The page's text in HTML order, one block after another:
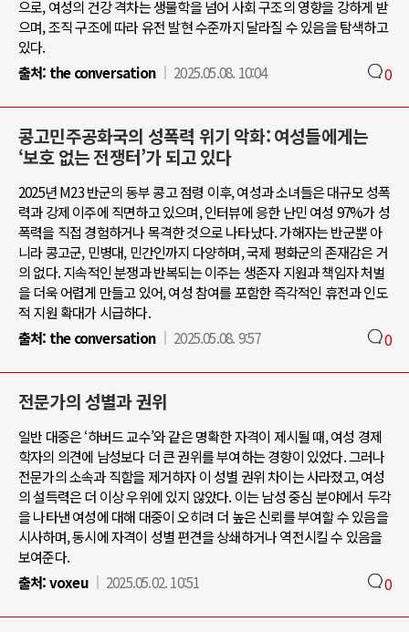
으로, 여성의 건강 격차는 생물학을 넘어 사회 구조의 영향을 강하게 받
으며, 조직 구조에 따라 유전 발현 수준까지 달라질 수 있음을 탐색하고
있다.
출처: the conversation 2025.05.08. 10:04 0
콩고민주공화국의 성폭력 위기 악화: 여성들에게는
‘보호 없는 전쟁터’가 되고 있다
2025년 M23 반군의 동부 콩고 점령 이후, 여성과 소녀들은 대규모 성폭
력과 강제 이주에 직면하고 있으며, 인터뷰에 응한 난민 여성 97%가 성
폭력을 직접 경험하거나 목격한 것으로 나타났다. 가해자는 반군뿐 아
니라 콩고군, 민병대, 민간인까지 다양하며, 국제 평화군의 존재감은 거
의 없다. 지속적인 분쟁과 반복되는 이주는 생존자 지원과 책임자 처벌
을 더욱 어렵게 만들고 있어, 여성 참여를 포함한 즉각적인 휴전과 인도
적 지원 확대가 시급하다.
출처: the conversation 2025.05.08. 9:57 0
전문가의 성별과 권위
일반 대중은 ‘하버드 교수’와 같은 명확한 자격이 제시될 때, 여성 경제
학자의 의견에 남성보다 더 큰 권위를 부여하는 경향이 있었다. 그러나
전문가의 소속과 직함을 제거하자 이 성별 권위 차이는 사라졌고, 여성
의 설득력은 더 이상 우위에 있지 않았다. 이는 남성 중심 분야에서 두각
을 나타낸 여성에 대해 대중이 오히려 더 높은 신뢰를 부여할 수 있음을
시사하며, 동시에 자격이 성별 편견을 상쇄하거나 역전시킬 수 있음을
보여준다.
출처:voxeu 2025.05.02. 10:51 0